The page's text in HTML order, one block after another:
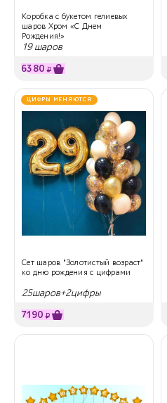
Коробка с букетом гелиевых
шаров Хром «С Днем
Рождения!»
19 шаров
6380 ₽
ЦИФРЫ МЕНЯЮТСЯ
Сет шаров "Золотистый возраст"
ко дню рождения с цифрами
25шаров+2цифры
7190 ₽